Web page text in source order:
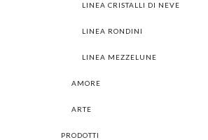
LINEA CRISTALLI DI NEVE
LINEA RONDINI
LINEA MEZZELUNE
AMORE
ARTE
PRODOTTI